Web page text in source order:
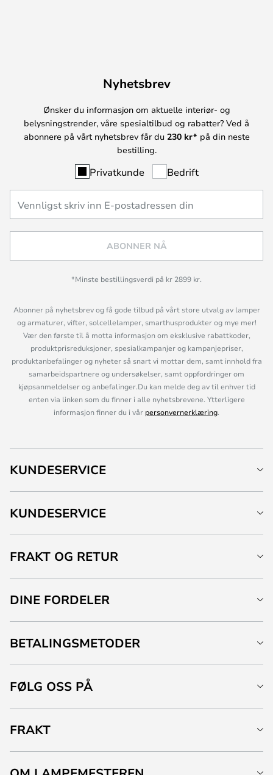
Nyhetsbrev
Ønsker du informasjon om aktuelle interiør- og
belysningstrender, våre spesialtilbud og rabatter? Ved å
abonnere på vårt nyhetsbrev får du 230 kr* på din neste
bestilling.
Privatkunde Bedrift
ABONNER NÅ
*Minste bestillingsverdi på kr 2899 kr.
Abonner på nyhetsbrev og få gode tilbud på vårt store utvalg av lamper
og armaturer, vifter, solcellelamper, smarthusprodukter og mye mer!
Vær den første til å motta informasjon om eksklusive rabattkoder,
produktprisreduksjoner, spesialkampanjer og kampanjepriser,
produktanbefalinger og nyheter så snart vi mottar dem, samt innhold fra
samarbeidspartnere og undersøkelser, samt oppfordringer om
kjøpsanmeldelser og anbefalinger.Du kan melde deg av til enhver tid
enten via linken som du finner i alle nyhetsbrevene. Ytterligere
informasjon finner du i vår personvernerklæring.
KUNDESERVICE
KUNDESERVICE
FRAKT OG RETUR
DINE FORDELER
BETALINGSMETODER
FØLG OSS PÅ
FRAKT